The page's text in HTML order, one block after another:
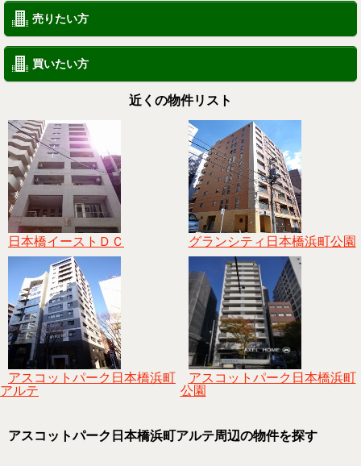
売りたい方
買いたい方
近くの物件リスト
日本橋イーストＤＣ グランシティ日本橋浜町公園
アスコットパーク日本橋浜町
アルテ
アスコットパーク日本橋浜町
公園
アスコットパーク日本橋浜町アルテ周辺の物件を探す